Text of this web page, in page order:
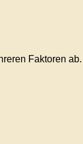
Faktoren ab.